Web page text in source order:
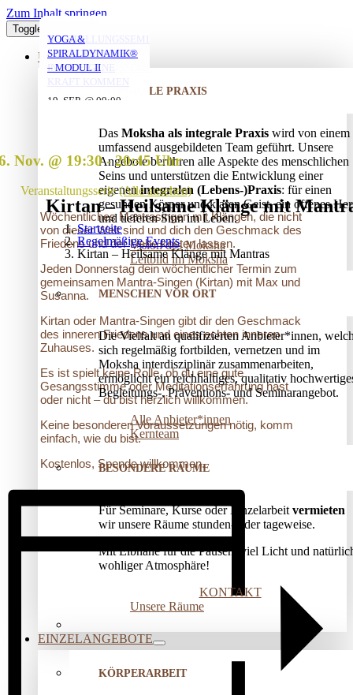
Zum Inhalt springen
Toggle Navigation
ÜBER UNS
INTEGRALE PRAXIS
Das Moksha als integrale Praxis wird von einem
umfassend ausgebildeten Team geführt. Unsere
Angebote berühren alle Aspekte des menschlichen
Seins und unterstützen die Entwicklung einer
eigenenintegralen (Lebens-)Praxis: für einen
gesunden Körper und klaren Geist, ein offenes
und tieferen Sinn im Leben.
Vision des Moksha
Leitbild im Moksha
MENSCHEN VOR ORT
Die Vielfalt an qualifizierten Anbieter*innen,
sich regelmäßig fortbilden, vernetzen und im
Moksha interdisziplinär zusammenarbeiten,
ermöglicht ein reichhaltiges, qualitativ
Begleitungs-, Präventions­- und Seminarangebot.
Alle Anbieter*innen
Kernteam
BESONDERE RÄUME
Für Seminare, Kurse oder Einzelarbeit vermieten
wir unsere Räume stunden- oder tageweise.
Mit Elbnähe für die Pausen, viel Licht und
wohliger Atmosphäre!
KONTAKT
Unsere Räume
EINZELANGEBOTE
KÖRPERARBEIT
Kirtan – Heilsame Klänge mit
Startseite
Regelmäßige Events
Kirtan – Heilsame Klänge mit Mantras
Nov. @ 19:30-20:45
Veranstaltungsserie(Alle ansehen)
Wöchentliches Mantrasingen mit Klängen, die nicht
von dieser Welt sind und dich den Geschmack des
Friedens und der Liebe kosten lassen.
Jeden Donnerstag dein wöchentlicher Termin zum
gemeinsamen Mantra-Singen (Kirtan) mit Max und
Susanna.
Kirtan oder Mantra-Singen gibt dir den Geschmack
des inneren Friedens und eines echten inneren
Zuhauses.
Es ist spielt keine Rolle, ob du eine gute
Gesangsstimme oder Meditationserfahrung hast
oder nicht – du bist herzlich willkommen.
Keine besonderen Voraussetzungen nötig, komm
einfach, wie du bist.
Kostenlos, Spende willkommen.
YOGA MIT DANIEL
10. AUG. @ 18:00
19:30
YOGA MIT DANIEL
10. AUG. @ 20:00
21:30
YOGA MIT DANIEL
11. AUG. @ 18:00
19:30
VERSTRICKUNGEN
LÖSEN – OFFENES
AUFSTELLUNGSSEMINAR
25. AUG. @ 17:00
AUFSTELLUNGSSEMINAR
– MIT DEM VATER
IN DIE EIGENE
KRAFT KOMMEN
YOGA &
SPIRALDYNAMIK®
– MODUL II
19. SEP. @ 09:00
20. SEP. @ 16:00